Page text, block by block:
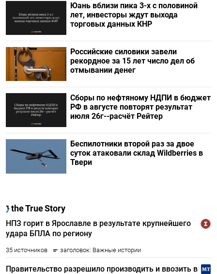
Юань вблизи пика 3-х с половиной
лет, инвесторы ждут выхода
торговых данных КНР
Российские силовики завели
рекордное за 15 лет число дел об
отмывании денег
Сборы по нефтяному НДПИ в бюджет
РФ в августе повторят результат
июля 26г--расчёт Рейтер
Беспилотники второй раз за двое
суток атаковали склад Wildberries в
Твери